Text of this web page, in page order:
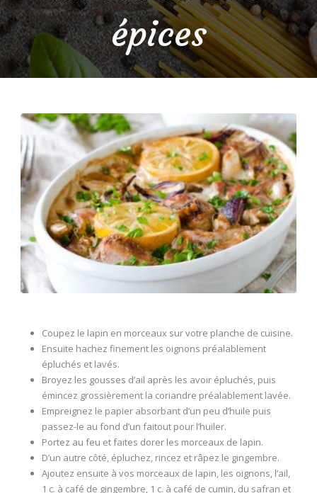
épices
Coupez le lapin en morceaux sur votre planche de cuisine.
Ensuite hachez finement les oignons préalablement
épluchés et lavés.
Broyez les gousses d’ail après les avoir épluchés, puis
émincez grossièrement la coriandre préalablement lavée.
Empreignez le papier absorbant d’un peu d’huile puis
passez-le au fond d’un faitout pour l’huiler.
Portez au feu et faites dorer les morceaux de lapin.
D’un autre côté, épluchez, rincez et râpez le gingembre.
Ajoutez ensuite à vos morceaux de lapin, les oignons, l’ail,
1 c. à café de gingembre, 1 c. à café de cumin, du safran et